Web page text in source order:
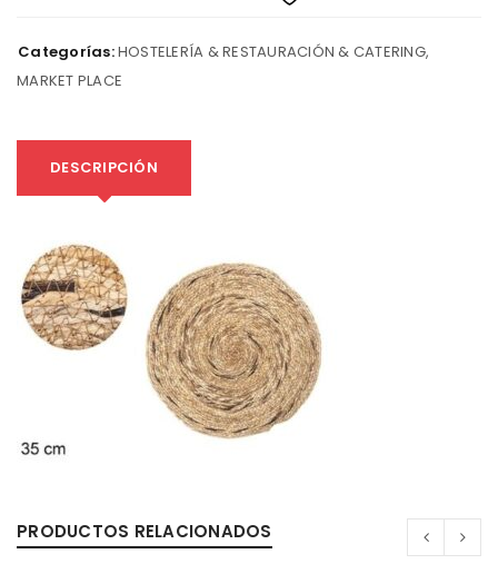
Categorías:HOSTELERÍA & RESTAURACIÓN & CATERING,
MARKET PLACE
DESCRIPCIÓN
PRODUCTOS RELACIONADOS